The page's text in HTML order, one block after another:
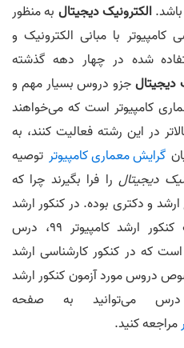
الکترونیک دیجیتال به منظور
با مبانی الکترونیک و
شده در چهار دهه گذشته
دیجیتالجزو دروس بسیار مهم و
کامپیوتر است که می‌خواهند
در این رشته فعالیت کنند، به
گرایش معماری کامپیوتر توصیه
دیجیتال را فرا بگیرند چرا که
و دکتری بوده. در کنکور ارشد
کامپیوتر 1400 به بعد بر خلاف کنکور ارشد کامپیوتر 99، درس
که در کنکور کارشناسی ارشد
دروس مورد آزمون کنکور ارشد
می‌توانید به صفحه
مراجعه کنید.